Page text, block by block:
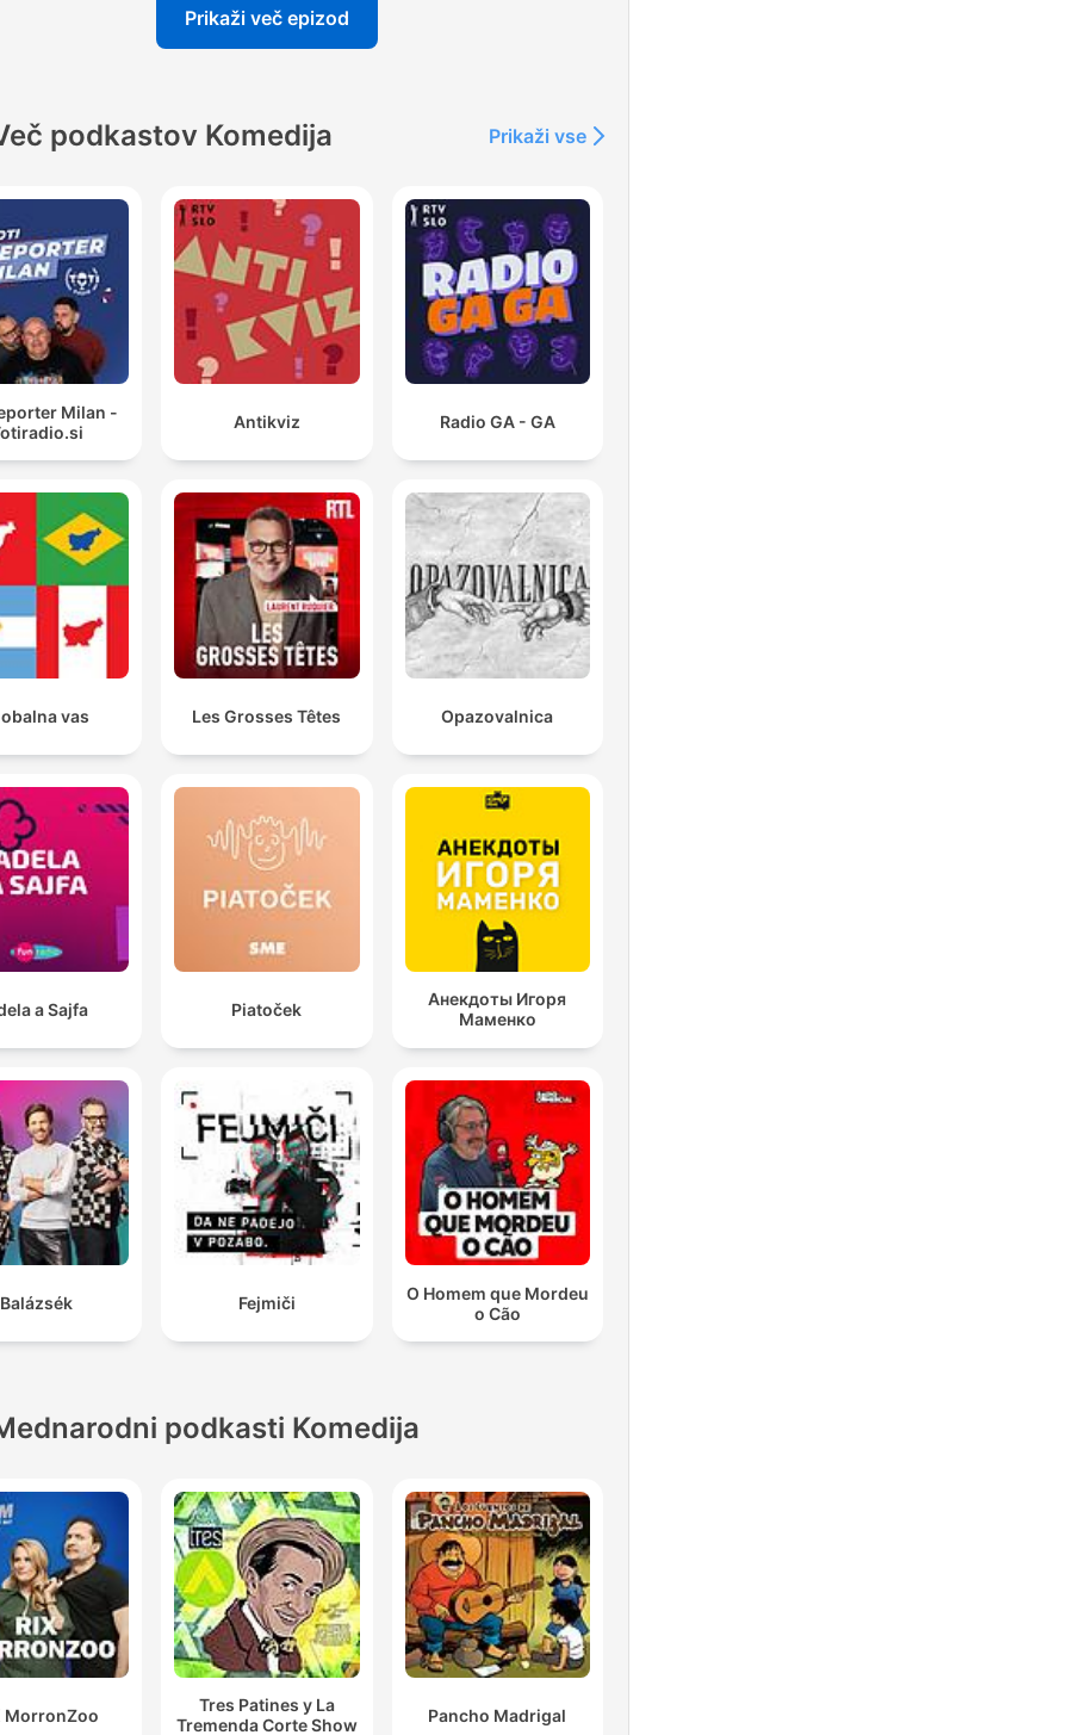
Prikaži več epizod
podkastov Komedija Prikaži vse
Milan -
Antikviz Radio GA - GA
vas Les Grosses Têtes Opazovalnica
a Sajfa Piatoček
Анекдоты Игоря
Маменко
Balázsék Fejmiči
O Homem que Mordeu
o Cão
podkasti Komedija
MorronZoo
Tres Patines y La
Tremenda Corte Show
Pancho Madrigal